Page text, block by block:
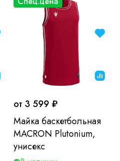
от 3 599 ₽
Майка баскетбольная
MACRON Plutonium,
унисекс